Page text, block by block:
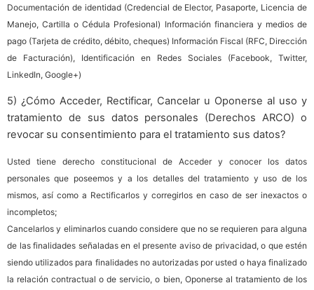
Documentación de identidad (Credencial de Elector, Pasaporte, Licencia de
Manejo, Cartilla o Cédula Profesional) Información financiera y medios de
pago (Tarjeta de crédito, débito, cheques) Información Fiscal (RFC, Dirección
de Facturación), Identificación en Redes Sociales (Facebook, Twitter,
LinkedIn, Google+)
5) ¿Cómo Acceder, Rectificar, Cancelar u Oponerse al uso y
tratamiento de sus datos personales (Derechos ARCO) o
revocar su consentimiento para el tratamiento sus datos?
Usted tiene derecho constitucional de Acceder y conocer los datos
personales que poseemos y a los detalles del tratamiento y uso de los
mismos, así como a Rectificarlos y corregirlos en caso de ser inexactos o
incompletos;
Cancelarlos y eliminarlos cuando considere que no se requieren para alguna
de las finalidades señaladas en el presente aviso de privacidad, o que estén
siendo utilizados para finalidades no autorizadas por usted o haya finalizado
la relación contractual o de servicio, o bien, Oponerse al tratamiento de los